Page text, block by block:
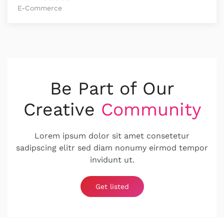
E-Commerce
Be Part of Our
Creative Community
Lorem ipsum dolor sit amet consetetur
sadipscing elitr sed diam nonumy eirmod tempor
invidunt ut.
Get listed